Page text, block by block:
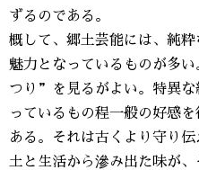
ずるのである。
概して、郷土芸能には、純
魅力となっているものが多
つり”を見るがよい。特異な
っているもの程一般の好感
ある。それは古くより守り
土と生活から滲み出た味が